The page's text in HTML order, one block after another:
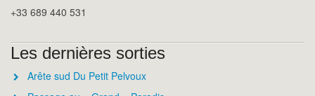
+33 689 440 531
Les dernières sorties
Arête sud Du Petit Pelvoux